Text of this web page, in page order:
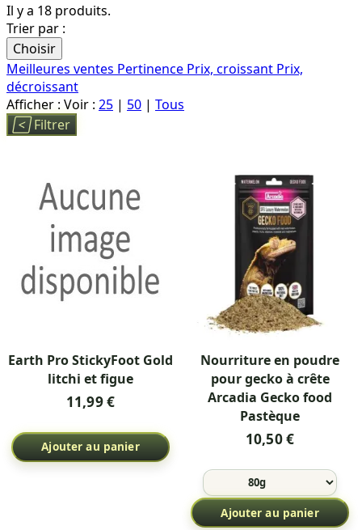
Il y a 18 produits.
Trier par :
Choisir
Meilleures ventes Pertinence Prix, croissant Prix,
décroissant
Afficher : Voir : 25 | 50 | Tous
 Filtrer
Earth Pro StickyFoot Gold
litchi et figue
11,99 €
Ajouter au panier
Nourriture en poudre
pour gecko à crête
Arcadia Gecko food
Pastèque
10,50 €
Ajouter au panier